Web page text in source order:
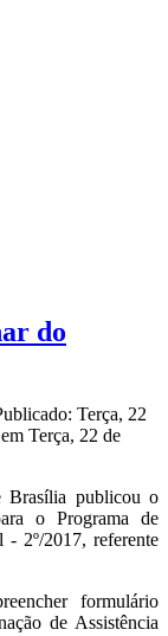
do
Terça, 22
Terça, 22 de
Brasília publicou o
o Programa de
2º/2017, referente
formulário
de Assistência